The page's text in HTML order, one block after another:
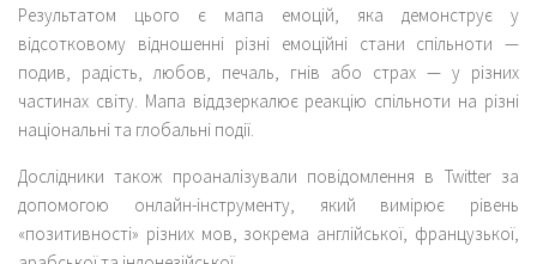
Результатом цього є мапа емоцій, яка демонструє у
відсотковому відношенні різні емоційні стани спільноти —
подив, радість, любов, печаль, гнів або страх — у різних
частинах світу. Мапа віддзеркалює реакцію спільноти на різні
національні та глобальні події.
Дослідники також проаналізували повідомлення в Twitter за
допомогою онлайн-інструменту, який вимірює рівень
«позитивності» різних мов, зокрема англійської, французької,